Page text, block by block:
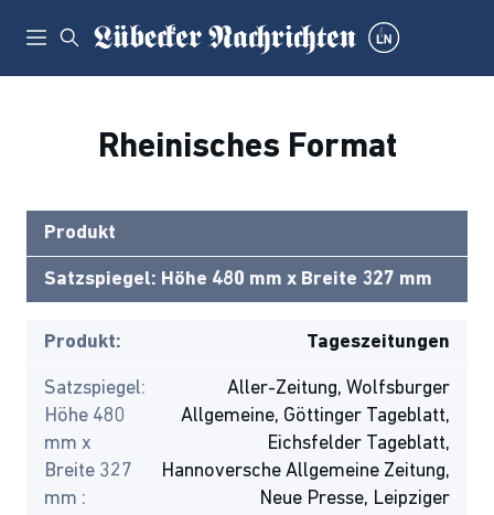
Rheinisches Format
Produkt
Satzspiegel: Höhe 480 mm x Breite 327 mm
Produkt: Tageszeitungen
Satzspiegel:
Höhe 480
mm x
Breite 327
mm :
Aller-Zeitung, Wolfsburger
Allgemeine, Göttinger Tageblatt,
Eichsfelder Tageblatt,
Hannoversche Allgemeine Zeitung,
Neue Presse, Leipziger